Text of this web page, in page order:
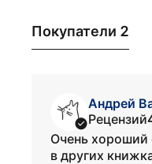
Покупатели 2
Андрей
Рецензий
Очень хороший
в других